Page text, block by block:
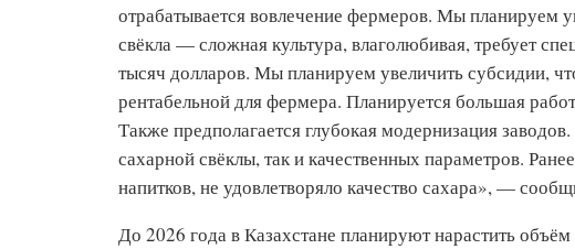
отрабатывается вовлечение фермеров. Мы планируем
свёкла — сложная культура, влаголюбивая, требует
тысяч долларов. Мы планируем увеличить субсидии,
рентабельной для фермера. Планируется большая
Также предполагается глубокая модернизация
сахарной свёклы, так и качественных параметров.
напитков, не удовлетворяло качество сахара», —
До 2026 года в Казахстане планируют нарастить